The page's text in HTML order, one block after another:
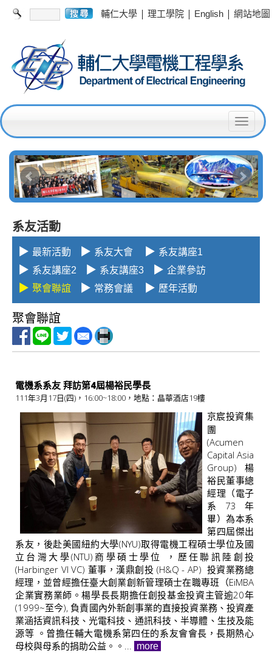
輔仁大學 | 理工學院 | English | 網站地圖
T
g
g
l
i
n
系友活動
▶ 最新活動 ▶ 系友大會 ▶ 系友講座1
▶ 系友講座2 ▶ 系友講座3 ▶ 企業參訪
▶ 聚會聯誼 ▶ 常務會議 ▶ 歷年活動
聚會聯誼
電機系系友 拜訪第4屆楊裕民學長
111年3月17日(四)，16:00~18:00，地點：晶華酒店19樓
京宸投資集
團
(Acumen
Capital Asia
Group)楊
裕民董事總
經理（電子
系73年
畢）為本系
第四屆傑出
系友，後赴美國紐約大學(NYU)取得電機工程碩士學位及國
立台灣大學(NTU)商學碩士學位 ，歷任聯訊陸創投
(Harbinger VI VC) 董事，漢鼎創投 (H&Q - AP) 投資業務總
經理，並曾經擔任臺大創業創新管理碩士在職專班（EiMBA
企業實務業師。楊學長長期擔任創投基金投資主管逾20年
(1999~至今), 負責國內外新創事業的直接投資業務、投資產
業涵括資訊科技、光電科技、通訊科技、半導體、生技及能
源等 。曾擔任輔大電機系第四任的系友會會長，長期熱心
母校與母系的捐助公益。。... more